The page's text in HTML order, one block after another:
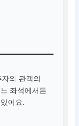
와 관객의
좌석에서든
어요.